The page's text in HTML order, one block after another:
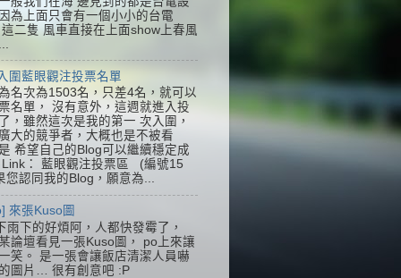
為上面只會有一個小小的台電
二隻 風車直接在上面show上春風
圍藍眼觀注投票名單
名次為1503名，只差4名，就可以
名單， 沒有意外，這週就進入投
，雖然這次是我的第一 次入圍，
大的競爭者，大概也是不被看
希望自己的Blog可以繼續穩定成
Link： 藍眼觀注投票區 (編號15
您認同我的Blog，願意為...
來張Kuso圖
雨下的好煩阿，人都快發霉了，
論壇看見一張Kuso圖， po上來讓
笑。 是一張會讓飯店清潔人員嚇
圖片… 很有創意吧 :P